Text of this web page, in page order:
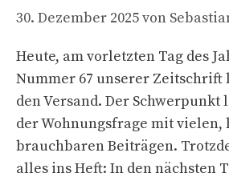
30. Dezember 2025von
Heute, am vorletzten Tag des
Nummer 67 unserer Zeitschrift
den Versand. Der
der Wohnungsfrage mit
brauchbaren Beiträgen.
alles ins Heft: In den nächsten